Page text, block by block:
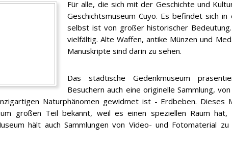
Für alle, die sich mit der Geschichte und
Geschichtsmuseum Cuyo. Es befindet sich
selbst ist von großer historischer
vielfältig. Alte Waffen, antike Münzen und
Manuskripte sind darin zu sehen.
Das städtische Gedenkmuseum
Besuchern auch eine originelle Sammlung,
Naturphänomen gewidmet ist - Erdbeben. Dieses
großen Teil bekannt, weil es einen speziellen Raum hat,
hält auch Sammlungen von Video- und Fotomaterial zu